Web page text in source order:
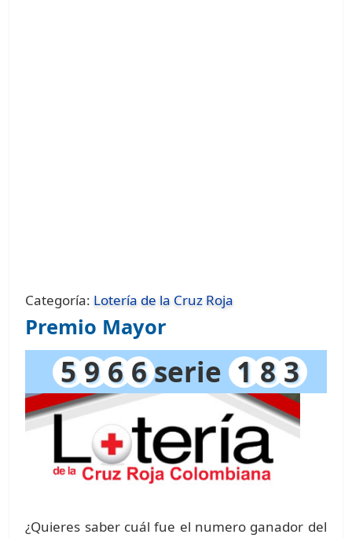
Categoría: Lotería de la Cruz Roja
Premio Mayor
5 9 6 6serie 1 8 3
¿Quieres saber cuál fue el numero ganador del